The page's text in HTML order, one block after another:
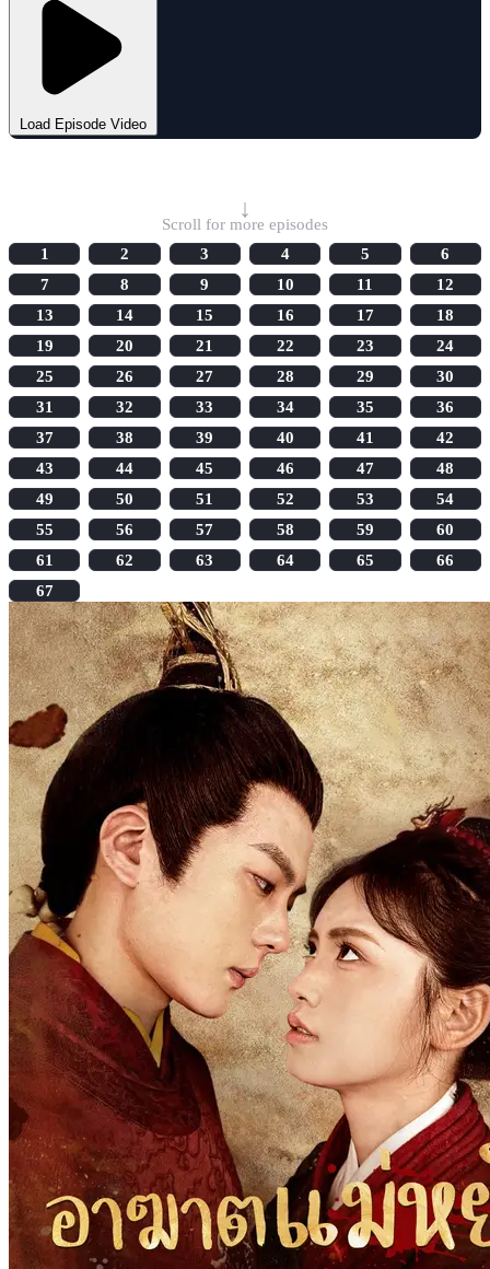
Load Episode Video
↓
Scroll for more episodes
1
2 3 4 5
6
7
8 9 10 11
12
13
14 15 16 17
18
19
20 21 22 23
24
25
26 27 28 29
30
31
32 33 34 35
36
37
38 39 40 41
42
43
44 45 46 47
48
49
50 51 52 53
54
55
56 57 58 59
60
61
62 63 64 65
66
67